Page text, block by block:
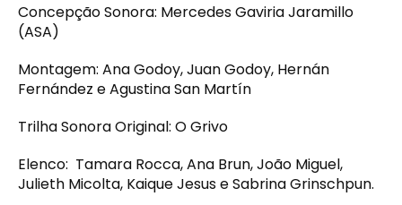
Concepção Sonora: Mercedes Gaviria Jaramillo
(ASA)
Montagem: Ana Godoy, Juan Godoy, Hernán
Fernández e Agustina San Martín
Trilha Sonora Original: O Grivo
Elenco: Tamara Rocca, Ana Brun, João Miguel,
Julieth Micolta, Kaique Jesus e Sabrina Grinschpun.